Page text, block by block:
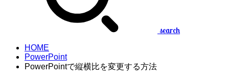
search
HOME
PowerPoint
PowerPointで縦横比を変更する方法